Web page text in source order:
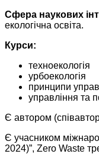
Сфера наукових
екологічна освіта.
Курси:
техноекологія
урбоекологія
принципи
управління та
Є автором
Є учасником
2024)”, Zero Waste